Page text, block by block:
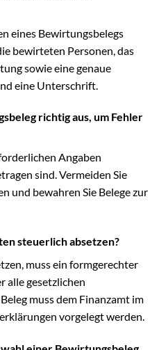
eines Bewirtungsbelegs
bewirteten Personen, das
sowie eine genaue
eine Unterschrift.
richtig aus, um Fehler
Angaben
sind. Vermeiden Sie
und bewahren Sie Belege zur
steuerlich absetzen?
muss ein formgerechter
alle gesetzlichen
muss dem Finanzamt im
vorgelegt werden.